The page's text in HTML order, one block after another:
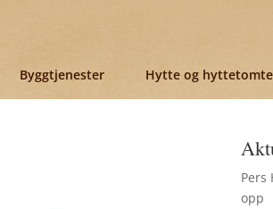
Byggtjenester Hytte og
Pers
opp